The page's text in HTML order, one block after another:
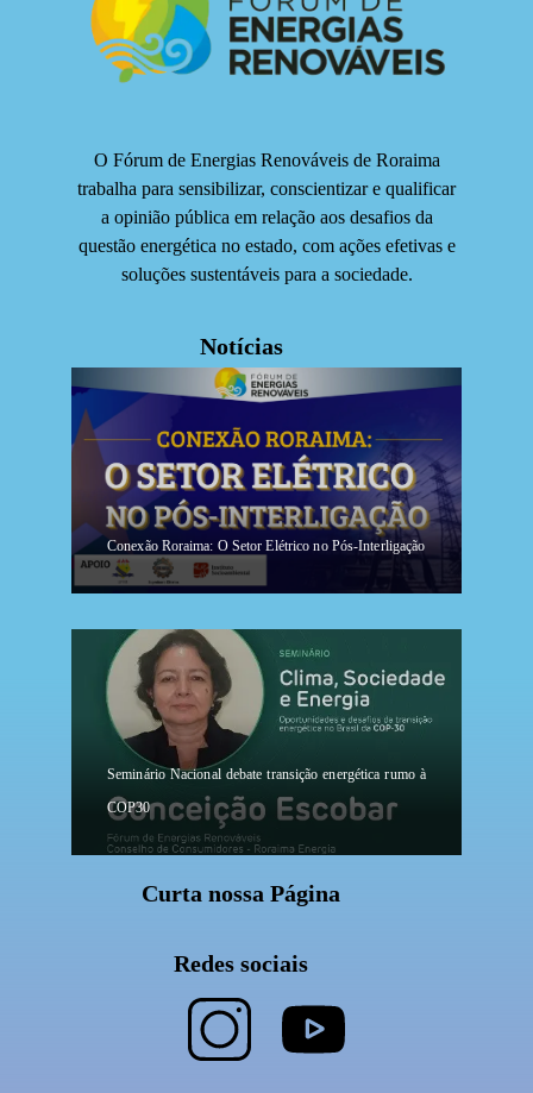
O Fórum de Energias Renováveis de Roraima
trabalha para sensibilizar, conscientizar e qualificar
a opinião pública em relação aos desafios da
questão energética no estado, com ações efetivas e
soluções sustentáveis para a sociedade.
Notícias
Conexão Roraima: O Setor Elétrico no Pós-Interligação
Seminário Nacional debate transição energética rumo à
COP30
Curta nossa Página
Redes sociais